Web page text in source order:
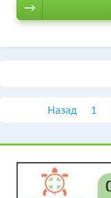
Назад 1